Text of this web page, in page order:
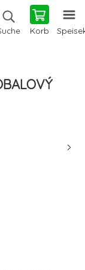
Korb